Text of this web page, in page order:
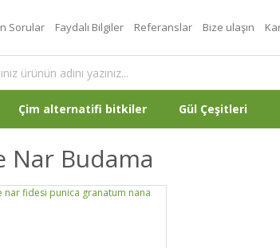
Sorular Faydalı Bilgiler Referanslar Bize ulaşın
Çim alternatifi bitkiler Gül Çeşitleri
Nar Budama